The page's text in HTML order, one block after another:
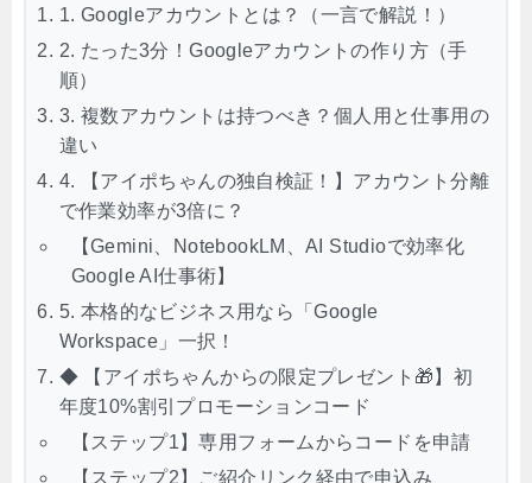
1. Googleアカウントとは？（一言で解説！）
2. たった3分！Googleアカウントの作り方（手
順）
3. 複数アカウントは持つべき？個人用と仕事用の
違い
4. 【アイポちゃんの独自検証！】アカウント分離
で作業効率が3倍に？
【Gemini、NotebookLM、AI Studioで効率化
Google AI仕事術】
5. 本格的なビジネス用なら「Google
Workspace」一択！
◆ 【アイポちゃんからの限定プレゼント🎁】初
年度10%割引プロモーションコード
【ステップ1】専用フォームからコードを申請
【ステップ2】ご紹介リンク経由で申込み